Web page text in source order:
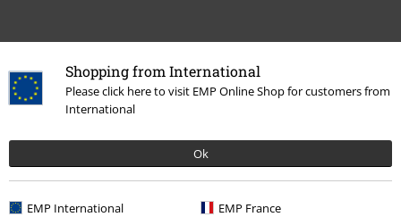
Shopping from International
Please click here to visit EMP Online Shop for customers from
International
Ok
EMP International EMP France
Última visita